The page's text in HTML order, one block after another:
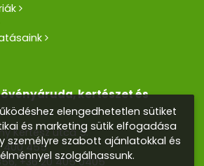
kertészet és
Kertész utca 5.
400 455
,+36 20 405 0405
elengedhetetlen sütiket
és marketing sütik elfogadása
személyre szabott ajánlatokkal és
szolgálhassunk.